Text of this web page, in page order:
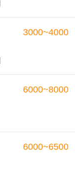
3000~4000
6000~8000
6000~6500